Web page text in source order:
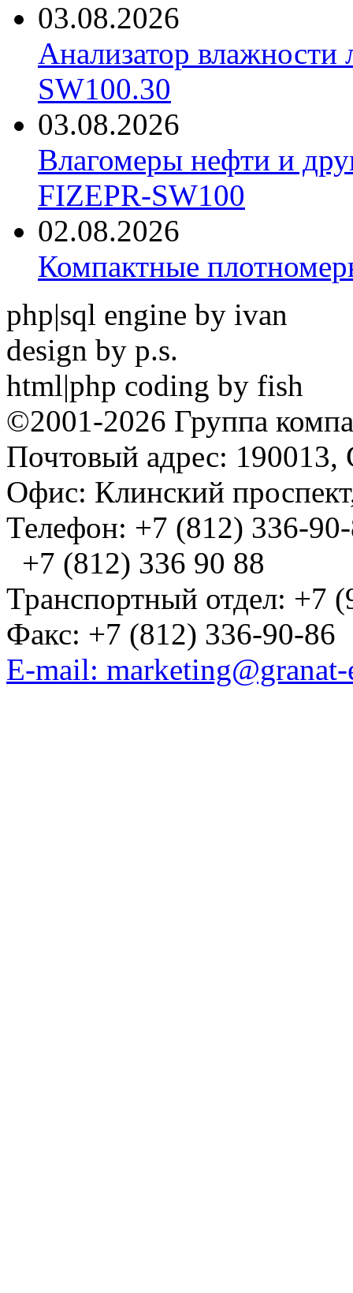
03.08.2026
Анализатор
SW100.30
03.08.2026
Влагомеры нефти и
FIZEPR-SW100
02.08.2026
Компактные
php|sql engine by ivan
design by p.s.
html|php coding by fish
©2001-2026 Группа
Почтовый адрес: 190013,
Офис: Клинский
Телефон: +7 (812) 336-
+7 (812) 336 90 88
Транспортный отдел: +7
Факс: +7 (812) 336-90-86
E-mail: